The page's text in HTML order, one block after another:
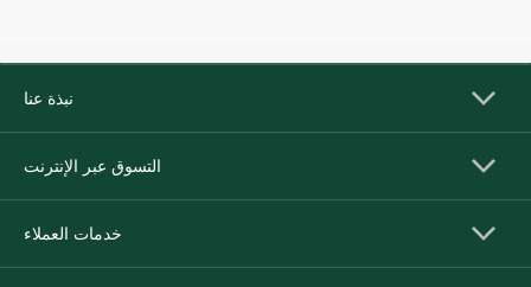
نبذة عنا
التسوق عبر الإنترنت
خدمات العملاء